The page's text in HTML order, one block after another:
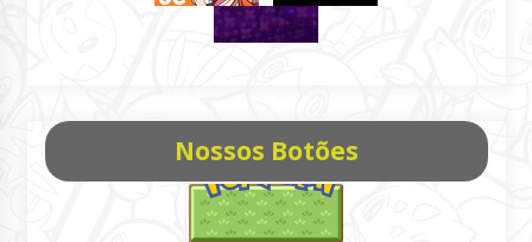
Nossos Botões